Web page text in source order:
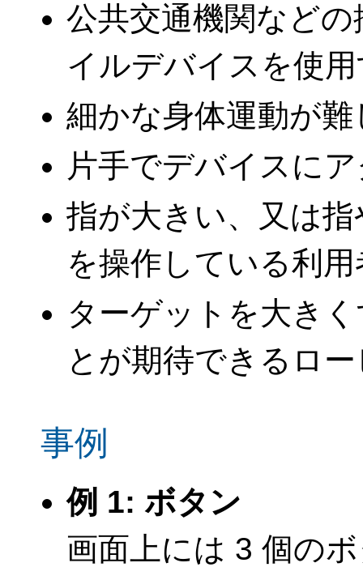
公共交通機関など
イルデバイスを使
細かな身体運動が
片手でデバイスに
指が大きい、又は
を操作している利用
ターゲットを大き
とが期待できるロ
事例
例 1: ボタン
画面上には 3 個の